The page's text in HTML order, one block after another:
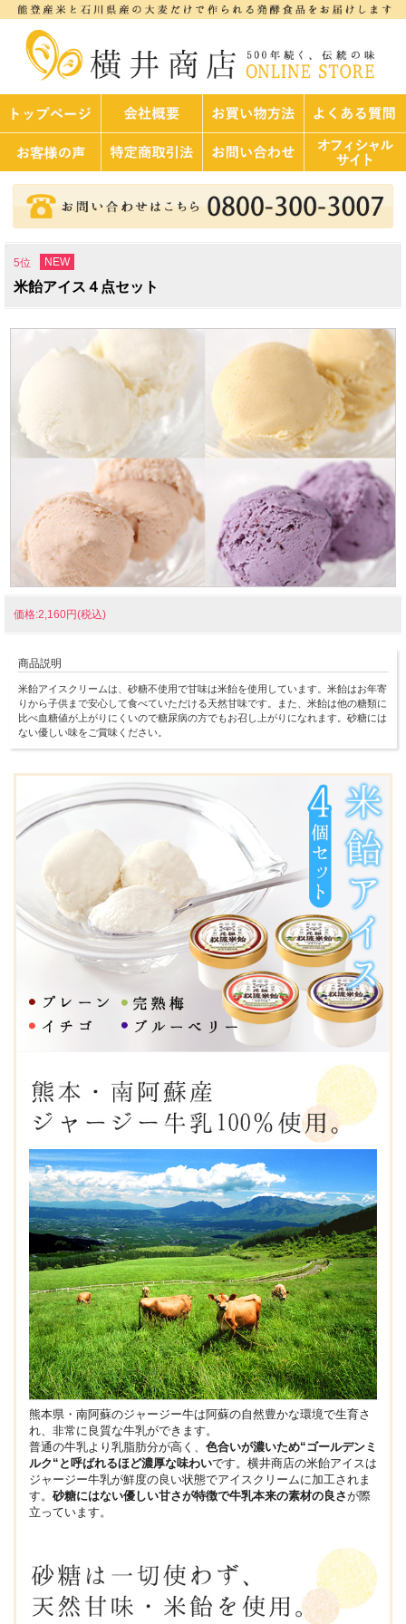
5位 NEW
米飴アイス４点セット
価格:2,160円(税込)
商品説明
米飴アイスクリームは、砂糖不使用で甘味は米飴を使用しています。米飴はお年寄
りから子供まで安心して食べていただける天然甘味です。また、米飴は他の糖類に
比べ血糖値が上がりにくいので糖尿病の方でもお召し上がりになれます。砂糖には
ない優しい味をご賞味ください。
熊本県・南阿蘇のジャージー牛は阿蘇の自然豊かな環境で生育さ
れ、非常に良質な牛乳ができます。
普通の牛乳より乳脂肪分が高く、 色合いが濃いため“ゴールデンミ
ルク“と呼ばれるほど濃厚な味わいです。横井商店の米飴アイスは
ジャージー牛乳が鮮度の良い状態でアイスクリームに加工されま
す。 砂糖にはない優しい甘さが特徴で牛乳本来の素材の良さが際
立っています。